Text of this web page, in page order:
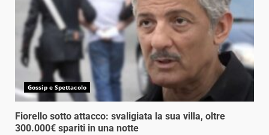
Gossip e Spettacolo
Fiorello sotto attacco: svaligiata la sua villa, oltre
300.000€ spariti in una notte